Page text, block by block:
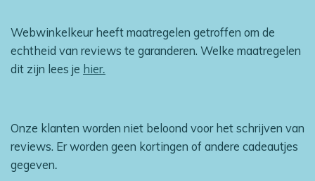
Webwinkelkeur heeft maatregelen getroffen om de
echtheid van reviews te garanderen. Welke maatregelen
dit zijn lees je hier.
Onze klanten worden niet beloond voor het schrijven van
reviews. Er worden geen kortingen of andere cadeautjes
gegeven.